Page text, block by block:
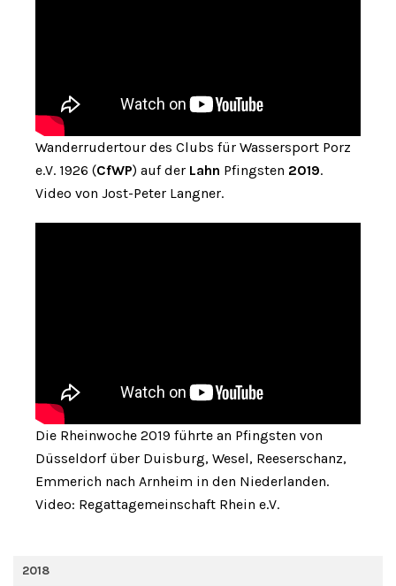
Wanderrudertour des Clubs für Wassersport Porz
e.V. 1926 (CfWP) auf der Lahn Pfingsten 2019.
Video von Jost-Peter Langner.
Die Rheinwoche 2019 führte an Pfingsten von
Düsseldorf über Duisburg, Wesel, Reeserschanz,
Emmerich nach Arnheim in den Niederlanden.
Video: Regattagemeinschaft Rhein e.V.
2018